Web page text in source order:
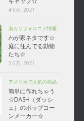
4 6月, 2021
南カリフォルニア情報
わが家ネタです☆
庭に住んでる動物
たち☆
2 6月, 2021
アメリカで人気の商品
簡単に作れちゃう
☆DASH（ダッシ
ュ）のポップコー
ンメーカー☆